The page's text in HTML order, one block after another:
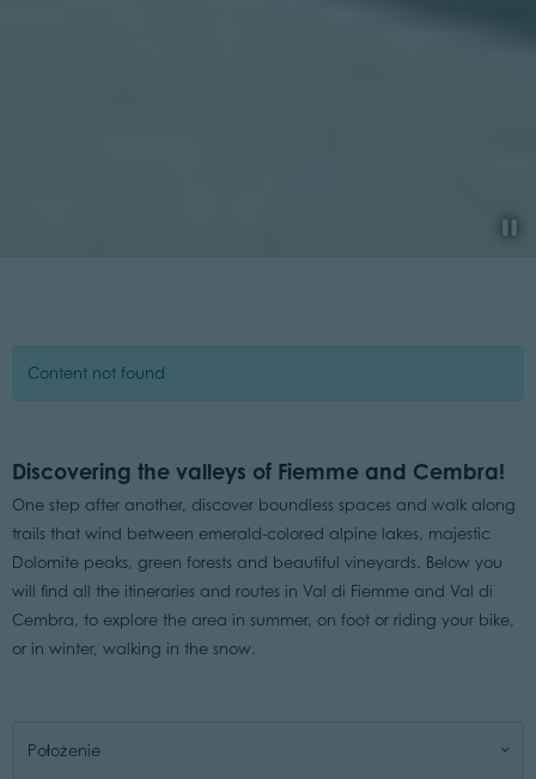
Content not found
Discovering the valleys of Fiemme and Cembra!
One step after another, discover boundless spaces and walk along
trails that wind between emerald-colored alpine lakes, majestic
Dolomite peaks, green forests and beautiful vineyards. Below you
will find all the itineraries and routes in Val di Fiemme and Val di
Cembra, to explore the area in summer, on foot or riding your bike,
or in winter, walking in the snow.
Położenie